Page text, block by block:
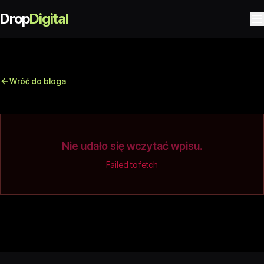
DropDigital
Wróć do bloga
Nie udało się wczytać wpisu.
Failed to fetch